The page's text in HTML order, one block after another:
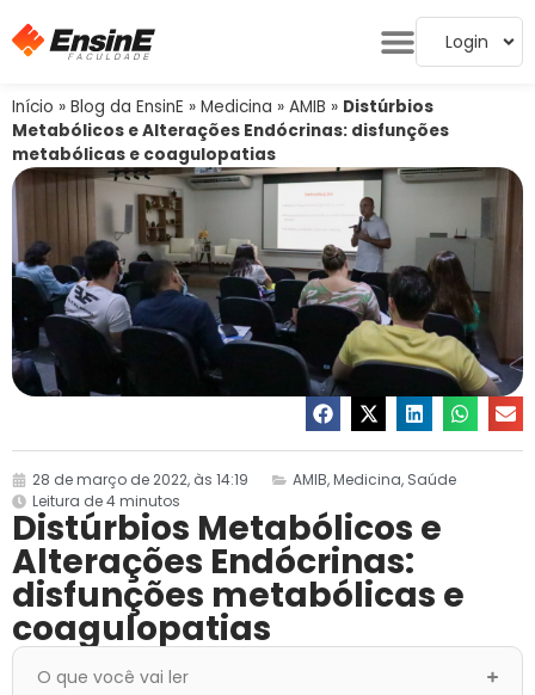
Login
Início » Blog da EnsinE » Medicina » AMIB » Distúrbios
Metabólicos e Alterações Endócrinas: disfunções
metabólicas e coagulopatias
28 de março de 2022, às 14:19 AMIB,Medicina, Saúde
Leitura de 4 minutos
Distúrbios Metabólicos e
Alterações Endócrinas:
disfunções metabólicas e
coagulopatias
O que você vai ler